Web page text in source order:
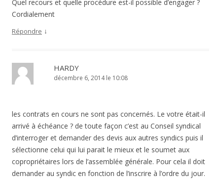
Quel recours et quelle procédure est-il possible d’engager ?
Cordialement
Répondre ↓
HARDY
décembre 6, 2014 le 10:08
les contrats en cours ne sont pas concernés. Le votre était-il
arrivé à échéance ? de toute façon c’est au Conseil syndical
d’interroger et demander des devis aux autres syndics puis il
sélectionne celui qui lui parait le mieux et le soumet aux
copropriétaires lors de l’assemblée générale. Pour cela il doit
demander au syndic en fonction de l’inscrire à l’ordre du jour.